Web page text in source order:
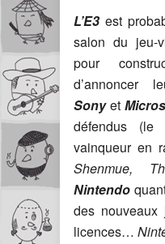
L’E3 est
salon du jeu-
pour
d’annoncer
Sonyet
défendus (le
vainqueur en
Shenmue,
Nintendo
des
licences…